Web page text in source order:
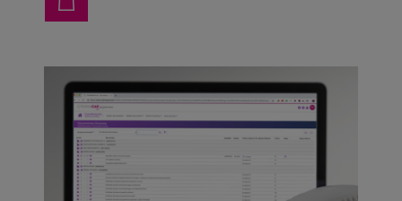
acceso en tiempo real de tus trabajadores, resumen
de horas de presencia y posibilidad de descargar